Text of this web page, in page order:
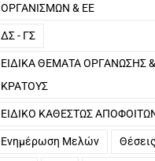
ΟΡΓΑΝΙΣΜΩΝ & ΕΕ
ΔΣ - ΓΣ
ΕΙΔΙΚΑ ΘΕΜΑΤΑ ΟΡΓΑΝΩΣΗΣ
ΚΡΑΤΟΥΣ
ΕΙΔΙΚΟ ΚΑΘΕΣΤΩΣ
Ενημέρωση Μελών